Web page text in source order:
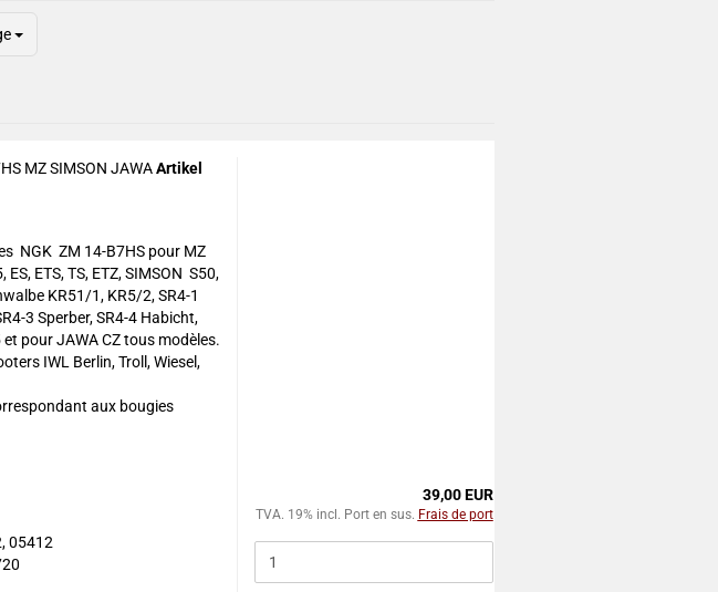
MZ SIMSON JAWAArtikel
NGK ZM 14-B7HS pour MZ
ETS, TS, ETZ, SIMSON S50,
KR51/1, KR5/2, SR4-1
3 Sperber, SR4-4 Habicht,
et pour JAWA CZ tous modèles.
IWL Berlin, Troll, Wiesel,
aux bougies
05412
39,00 EUR
TVA. 19% incl. Port en sus. Frais de port